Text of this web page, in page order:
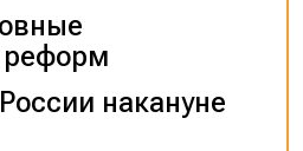
реформ
накануне